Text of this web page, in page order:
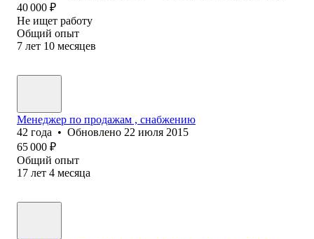
40 000 ₽
Не ищет работу
Общий опыт
7 лет 10 месяцев
Менеджер по продажам , снабжению
42 года • Обновлено 22 июля 2015
65 000 ₽
Общий опыт
17 лет 4 месяца